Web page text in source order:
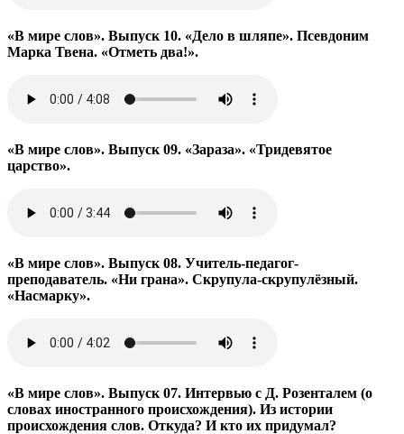
«В мире слов». Выпуск 10. «Дело в шляпе». Псевдоним
Марка Твена. «Отметь два!».
«В мире слов». Выпуск 09. «Зараза». «Тридевятое
царство».
«В мире слов». Выпуск 08. Учитель-педагог-
преподаватель. «Ни грана». Скрупула-скрупулёзный.
«Насмарку».
«В мире слов». Выпуск 07. Интервью с Д. Розенталем (о
словах иностранного происхождения). Из истории
происхождения слов. Откуда? И кто их придумал?